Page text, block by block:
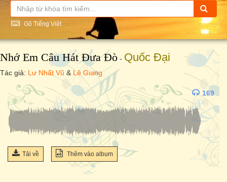
Gõ Tiếng Việt
Nhớ Em Câu Hát Đưa Đò - Quốc Đại
Tác giả: Lư Nhất Vũ & Lê Giang
169
Tải về Thêm vào album